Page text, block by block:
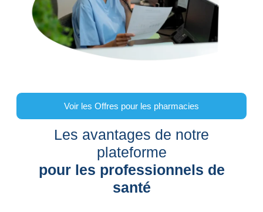
Voir les Offres pour les pharmacies
Les avantages de notre
plateforme
pour les professionnels de
santé